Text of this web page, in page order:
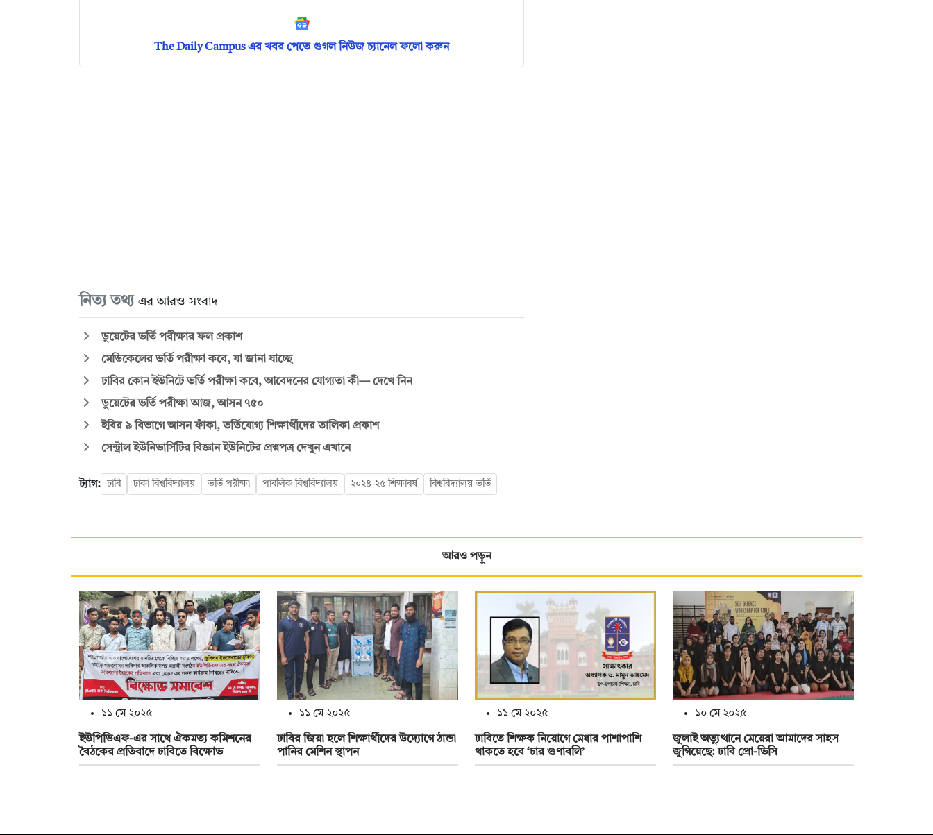
The Daily Campus এর খবর পেতে গুগল নিউজ চ্যানেল ফলো করুন
নিত্য তথ্য এর আরও সংবাদ
ডুয়েটের ভর্তি পরীক্ষার ফল প্রকাশ
মেডিকেলের ভর্তি পরীক্ষা কবে, যা জানা যাচ্ছে
ঢাবির কোন ইউনিটে ভর্তি পরীক্ষা কবে, আবেদনের যোগ্যতা কী— দেখে নিন
ডুয়েটের ভর্তি পরীক্ষা আজ, আসন ৭৫০
ইবির ৯ বিভাগে আসন ফাঁকা, ভর্তিযোগ্য শিক্ষার্থীদের তালিকা প্রকাশ
সেন্ট্রাল ইউনিভার্সিটির বিজ্ঞান ইউনিটের প্রশ্নপত্র দেখুন এখানে
ট্যাগ: ঢাবি ঢাকা বিশ্ববিদ্যালয় ভর্তি পরীক্ষা পাবলিক বিশ্ববিদ্যালয় ২০২৪-২৫ শিক্ষাবর্ষ বিশ্ববিদ্যালয় ভর্তি
আরও পড়ুন
১১ মে ২০২৫
ইউপিডিএফ-এর সাথে ঐকমত্য কমিশনের
বৈঠকের প্রতিবাদে ঢাবিতে বিক্ষোভ
১১ মে ২০২৫
ঢাবির জিয়া হলে শিক্ষার্থীদের উদ্যোগে ঠান্ডা
পানির মেশিন স্থাপন
১১ মে ২০২৫
ঢাবিতে শিক্ষক নিয়োগে মেধার পাশাপাশি
থাকতে হবে ‘চার গুণাবলি’
১০ মে ২০২৫
জুলাই অভ্যুত্থানে মেয়েরা আমাদের সাহস
জুগিয়েছে: ঢাবি প্রো-ভিসি